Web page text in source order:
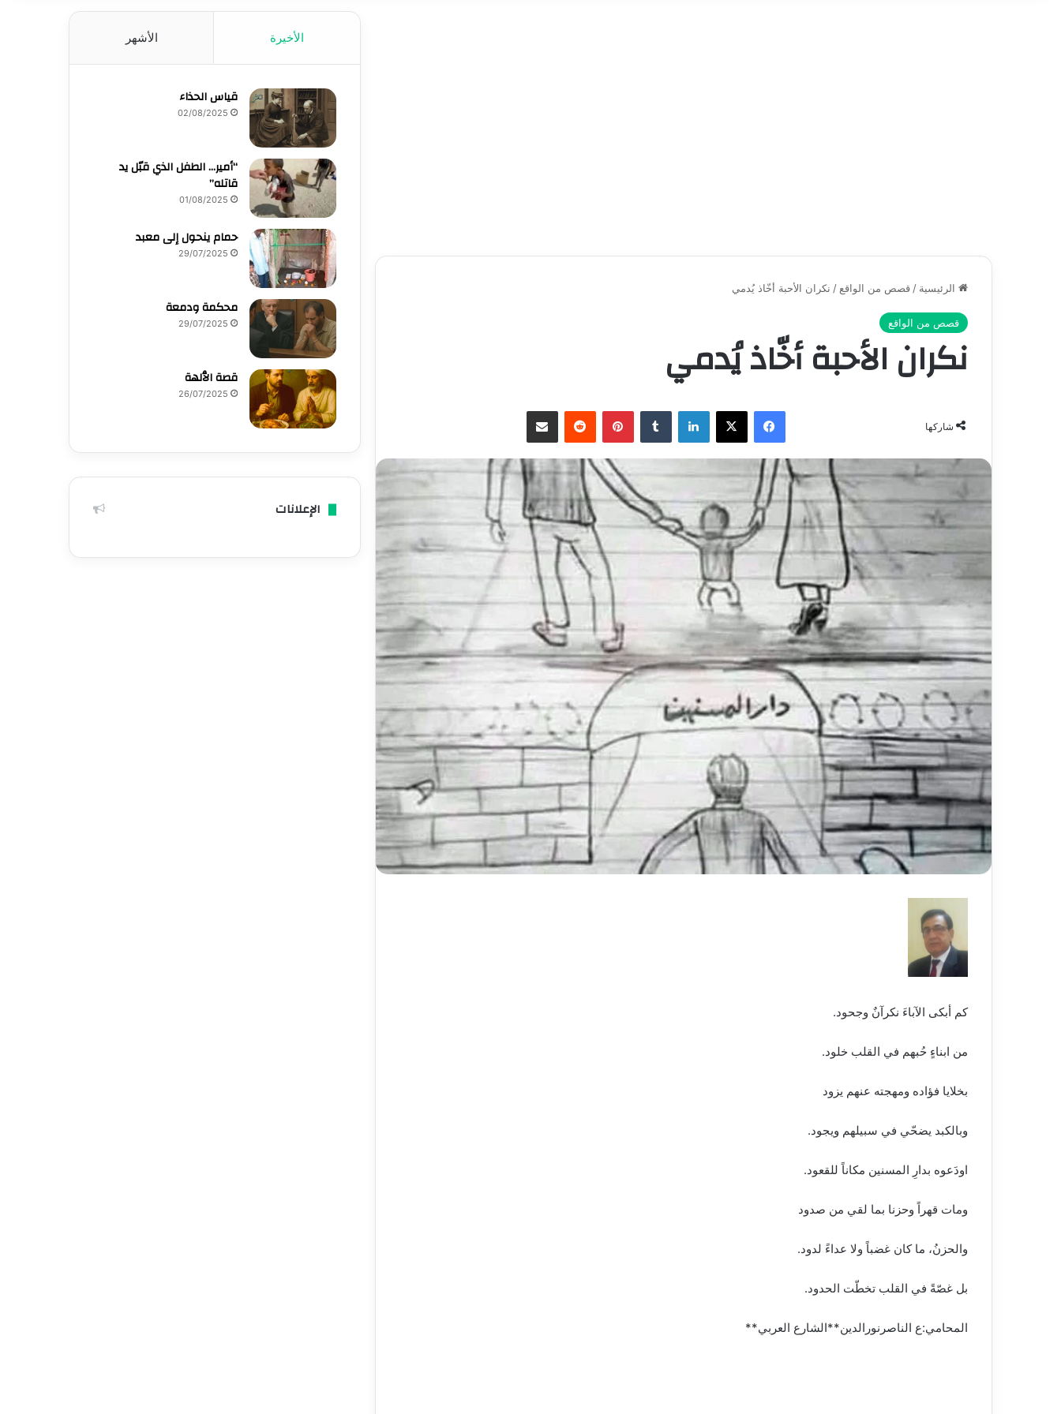
الرئيسية / قصص من الواقع / نكران الأحبة أخّاذ يُدمي
قصص من الواقع
نكران الأحبة أخّاذ يُدمي
شاركها
فيسبوك ‫X لينكدإن ‏Tumblr بينتيريست
‏Reddit مشاركة عبر البريد
كم أبكى الآباءَ نكرآنٌ وجحود.
من ابناءٍ حُبهم في القلب خلود.
بخلايا فؤاده ومهجته عنهم يزود
وبالكبد يضحّي في سبيلهم ويجود.
اودَعوه بدارِ المسنين مكاناً للقعود.
ومات قهراً وحزنا بما لقي من صدود
والحزنُ، ما كان غضباً ولا عداءً لدود.
بل غصّةً في القلب تخطّت الحدود.
المحامي:ع الناصرنورالدين**الشارع العربي**
الأخيرة الأشهر
قياس الحذاء
02/08/2025
“أمير… الطفل الذي قبّل يد
قاتله”
01/08/2025
حمام ينحول إلى معبد
29/07/2025
محكمة ودمعة
29/07/2025
قصة الٱلهة
26/07/2025
الإعلانات